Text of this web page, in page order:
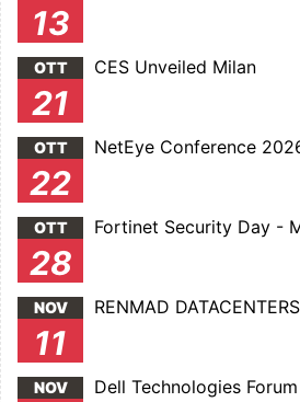
13
OTT
21
CES Unveiled Milan
OTT
22
NetEye Conference
OTT
28
Fortinet Security Day -
NOV
11
RENMAD
NOV Dell Technologies